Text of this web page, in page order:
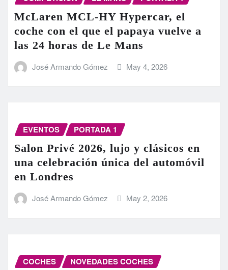
McLaren MCL-HY Hypercar, el
coche con el que el papaya vuelve a
las 24 horas de Le Mans
José Armando Gómez May 4, 2026
EVENTOS PORTADA 1
Salon Privé 2026, lujo y clásicos en
una celebración única del automóvil
en Londres
José Armando Gómez May 2, 2026
COCHES
NOVEDADES COCHES